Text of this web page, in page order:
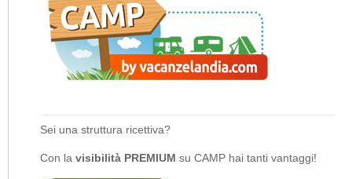
Sei una struttura ricettiva?
Con la visibilità PREMIUM su CAMP hai tanti vantaggi!